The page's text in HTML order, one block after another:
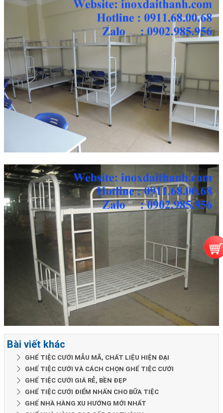
Bài viết khác
GHẾ TIỆC CƯỚI MẪU MÃ, CHẤT LIỆU HIỆN ĐẠI
GHẾ TIỆC CƯỚI VÀ CÁCH CHỌN GHẾ TIỆC CƯỚI
GHẾ TIỆC CƯỚI GIÁ RẺ, BỀN ĐẸP
GHẾ TIỆC CƯỚI ĐIỂM NHẤN CHO BỮA TIỆC
GHẾ NHÀ HÀNG XU HƯỚNG MỚI NHẤT